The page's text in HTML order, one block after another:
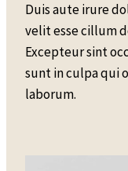
Duis aute irure
velit esse cillum
Excepteur sint
sunt in culpa qui
laborum.